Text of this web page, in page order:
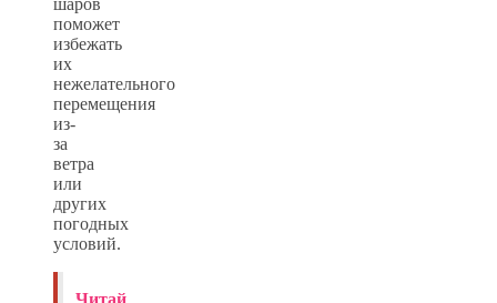
поможет
избежать
их
нежелательного
перемещения
из-
за
ветра
или
других
погодных
условий.
Читай